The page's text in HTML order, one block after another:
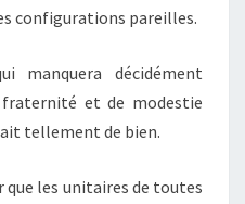
configurations pareilles.
manquera décidément
fraternité et de modestie
tellement de bien.
que les unitaires de toutes